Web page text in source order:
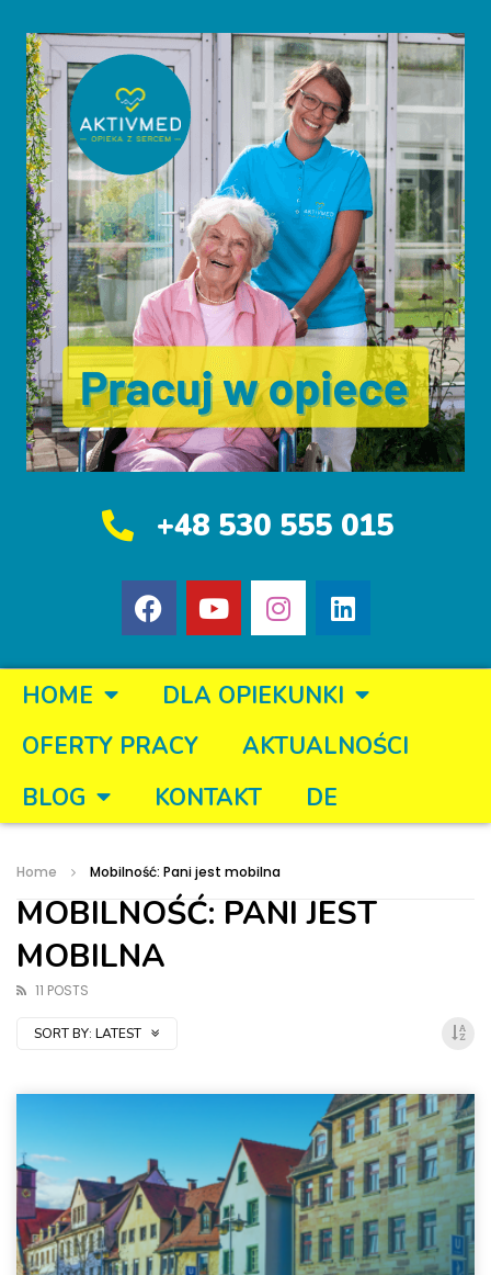
+48 530 555 015
HOME
DLA OPIEKUNKI
OFERTY PRACY
AKTUALNOŚCI
BLOG
KONTAKT DE
Home Mobilność: Pani jest mobilna
MOBILNOŚĆ: PANI JEST
MOBILNA
11 POSTS
SORT BY: LATEST